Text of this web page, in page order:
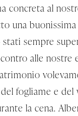
concreta al
una
sempre
alle
fogliame e
la cena.